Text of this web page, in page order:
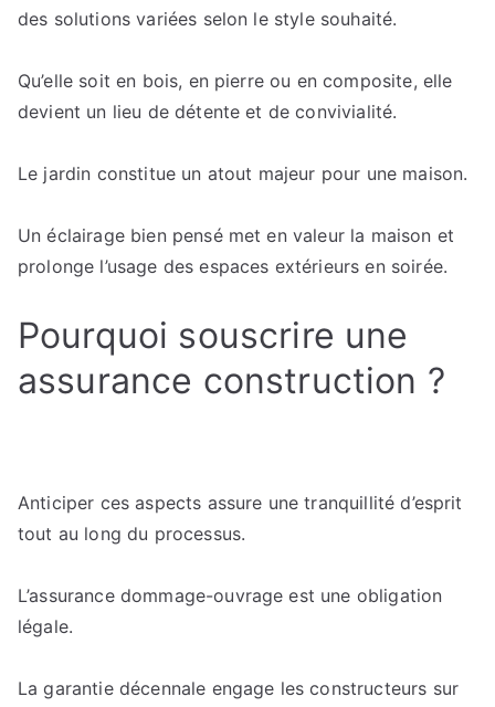
des solutions variées selon le style souhaité.
Qu’elle soit en bois, en pierre ou en composite, elle
devient un lieu de détente et de convivialité.
Le jardin constitue un atout majeur pour une maison.
Un éclairage bien pensé met en valeur la maison et
prolonge l’usage des espaces extérieurs en soirée.
Pourquoi souscrire une
assurance construction ?
Anticiper ces aspects assure une tranquillité d’esprit
tout au long du processus.
L’assurance dommage-ouvrage est une obligation
légale.
La garantie décennale engage les constructeurs sur